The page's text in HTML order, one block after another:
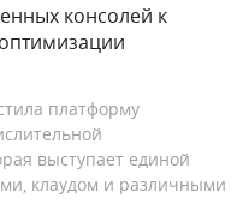
консолей к
платформу
выступает единой
клаудом и различными